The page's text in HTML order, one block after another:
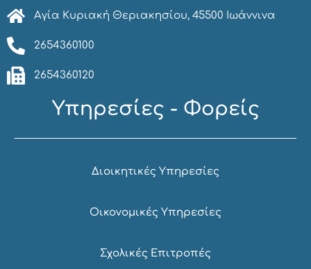
Αγία Κυριακή Θεριακησίου, 45500 Ιωάννινα
2654360100
2654360120
Υπηρεσίες - Φορείς
Διοικητικές Υπηρεσίες
Οικονομικές Υπηρεσίες
Σχολικές Επιτροπές